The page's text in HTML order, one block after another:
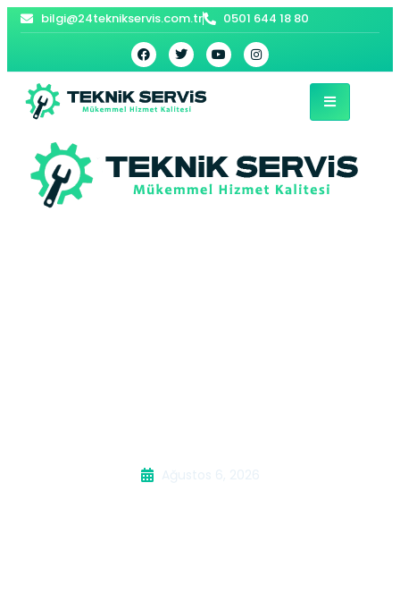
bilgi@24teknikservis.com.tr 0501 644 18 80
Ağustos 6, 2026